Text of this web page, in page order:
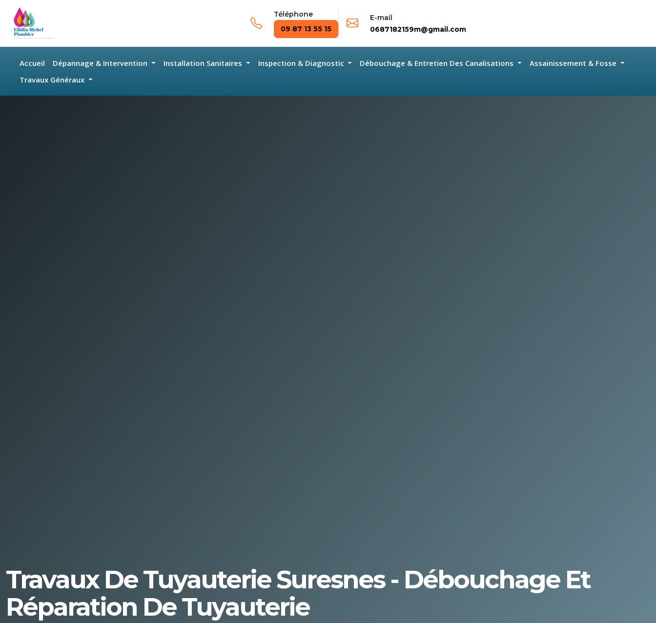
Skip to main content
Téléphone
09 87 13 55 15
E-mail
0687182159m@gmail.com
Accueil Dépannage & Intervention Installation Sanitaires Inspection & Diagnostic Débouchage & Entretien Des Canalisations
Assainissement & Fosse
Travaux Généraux
Travaux De Tuyauterie Suresnes - Débouchage Et
Réparation De Tuyauterie